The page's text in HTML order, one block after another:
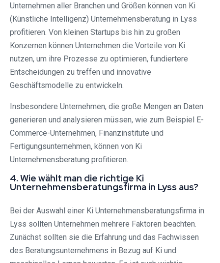
Unternehmen aller Branchen und Größen können von Ki
(Künstliche Intelligenz) Unternehmensberatung in Lyss
profitieren. Von kleinen Startups bis hin zu großen
Konzernen können Unternehmen die Vorteile von Ki
nutzen, um ihre Prozesse zu optimieren, fundiertere
Entscheidungen zu treffen und innovative
Geschäftsmodelle zu entwickeln.
Insbesondere Unternehmen, die große Mengen an Daten
generieren und analysieren müssen, wie zum Beispiel E-
Commerce-Unternehmen, Finanzinstitute und
Fertigungsunternehmen, können von Ki
Unternehmensberatung profitieren.
4. Wie wählt man die richtige Ki
Unternehmensberatungsfirma in Lyss aus?
Bei der Auswahl einer Ki Unternehmensberatungsfirma in
Lyss sollten Unternehmen mehrere Faktoren beachten.
Zunächst sollten sie die Erfahrung und das Fachwissen
des Beratungsunternehmens in Bezug auf Ki und